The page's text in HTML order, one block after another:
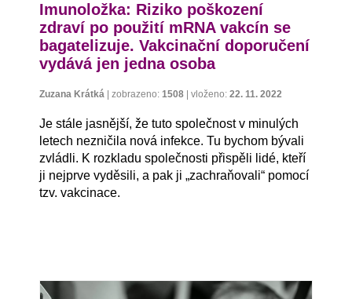
Imunoložka: Riziko poškození
zdraví po použití mRNA vakcín se
bagatelizuje. Vakcinační doporučení
vydává jen jedna osoba
Zuzana Krátká zobrazeno: 1508 vloženo: 22. 11. 2022
Je stále jasnější, že tuto společnost v minulých
letech nezničila nová infekce. Tu bychom bývali
zvládli. K rozkladu společnosti přispěli lidé, kteří
ji nejprve vyděsili, a pak ji „zachraňovali“ pomocí
tzv. vakcinace.